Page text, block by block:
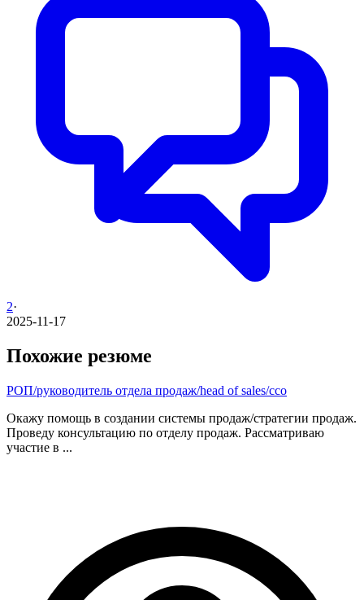
2·
2025-11-17
Похожие резюме
РОП/руководитель отдела продаж/head of sales/cco
Окажу помощь в создании системы продаж/стратегии продаж.
Проведу консультацию по отделу продаж. Рассматриваю
участие в ...